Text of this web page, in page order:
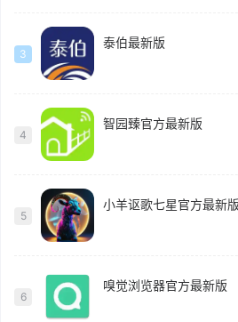
3
泰伯最新版
4
智园臻官方最新版
5
小羊讴歌七星官方最新版
6
嗅觉浏览器官方最新版